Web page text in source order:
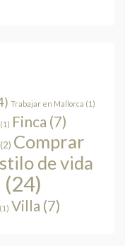
Trabajar en Mallorca (1)
(1) Finca (7)
(2) Comprar
de vida
(24)
(1) Villa (7)